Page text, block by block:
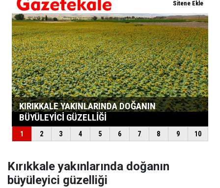
Kırıkkale yakınlarında doğanın
büyüleyici güzelliği